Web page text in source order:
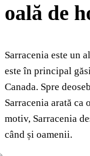
oală de
Sarracenia este un
este în principal
Canada. Spre
Sarracenia arată ca
motiv, Sarracenia
când și oamenii.